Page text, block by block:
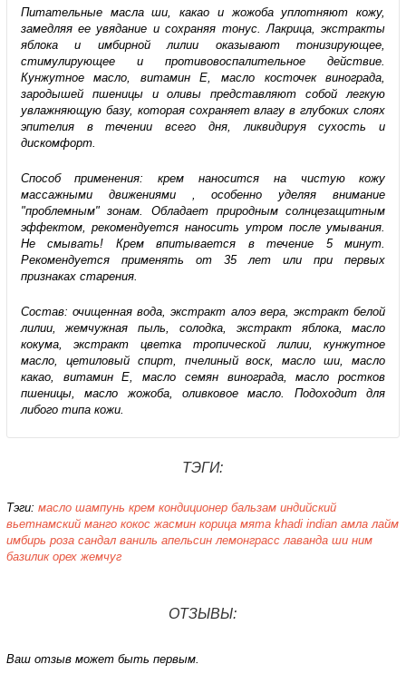
Питательные масла ши, какао и жожоба уплотняют кожу,
замедляя ее увядание и сохраняя тонус. Лакрица, экстракты
яблока и имбирной лилии оказывают тонизирующее,
стимулирующее и противовоспалительное действие.
Кунжутное масло, витамин Е, масло косточек винограда,
зародышей пшеницы и оливы представляют собой легкую
увлажняющую базу, которая сохраняет влагу в глубоких слоях
эпителия в течении всего дня, ликвидируя сухость и
дискомфорт.
Способ применения: крем наносится на чистую кожу
массажными движениями , особенно уделяя внимание
"проблемным" зонам. Обладает природным солнцезащитным
эффектом, рекомендуется наносить утром после умывания.
Не смывать! Крем впитывается в течение 5 минут.
Рекомендуется применять от 35 лет или при первых
признаках старения.
Состав: очищенная вода, экстракт алоэ вера, экстракт белой
лилии, жемчужная пыль, солодка, экстракт яблока, масло
кокума, экстракт цветка тропической лилии, кунжутное
масло, цетиловый спирт, пчелиный воск, масло ши, масло
какао, витамин Е, масло семян винограда, масло ростков
пшеницы, масло жожоба, оливковое масло. Подоходит для
либого типа кожи.
ТЭГИ:
Тэги: масло шампунь крем кондиционер бальзам индийский
вьетнамский манго кокос жасмин корица мята khadi indian амла лайм
имбирь роза сандал ваниль апельсин лемонграсс лаванда ши ним
базилик орех жемчуг
ОТЗЫВЫ:
Ваш отзыв может быть первым.